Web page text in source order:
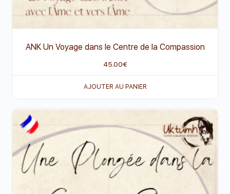
ANK Un Voyage dans le Centre de la Compassion
45.00€
AJOUTER AU PANIER